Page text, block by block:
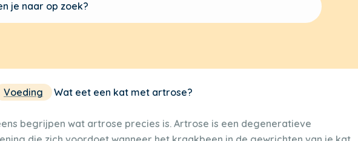
Voeding Wat eet een kat met artrose?
begrijpen wat artrose precies is. Artrose is een degeneratieve